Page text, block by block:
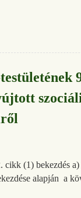
(1) bekezdés
alapján a